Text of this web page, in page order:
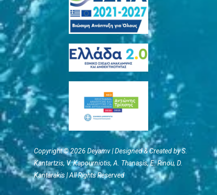
Copyright © 2026 Deyamv | Designed & Created by S.
Kantartzis, V. Kapourniotis, Α. Thanasis, E. Rinou, D.
Kantarakis | All Rights Reserved